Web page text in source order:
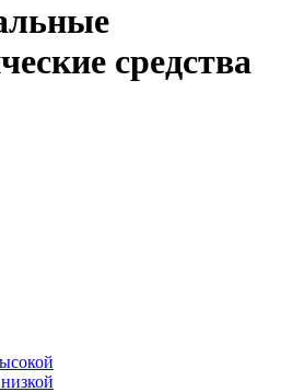
средства